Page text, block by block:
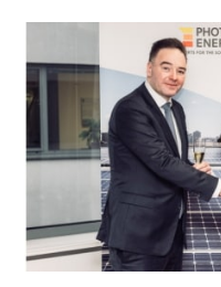
an
reguliertem
der
Warschauer
Prager
Börse
gelistet